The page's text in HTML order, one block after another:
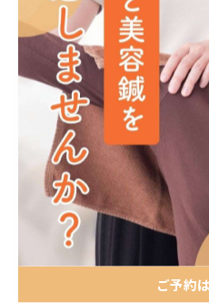
反り腰や慢性的な腰痛にお
ださい😊
#反り腰 #慢性腰痛 #福岡整
に元気に
< 前のページ 一覧
ご予約